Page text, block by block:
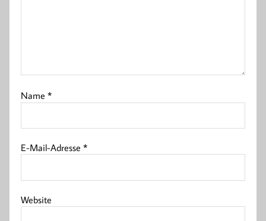
Name*
E-Mail-Adresse*
Website